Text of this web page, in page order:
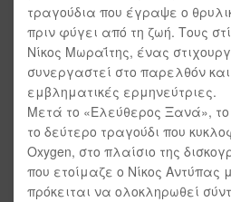
τραγούδια που έγραψε ο
πριν φύγει από τη ζωή. Τους
Νίκος Μωραΐτης, ένας
συνεργαστεί στο παρελθόν και
εμβληματικές ερμηνεύτριες.
Μετά το «Ελεύθερος Ξανά»,
το δεύτερο τραγούδι που
Oxygen, στο πλαίσιο της
που ετοίμαζε ο Νίκος Αντύπας
πρόκειται να ολοκληρωθεί